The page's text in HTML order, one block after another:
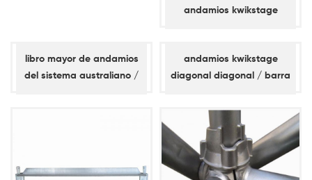
andamios kwikstage
libro mayor de andamios
del sistema australiano /
andamios kwikstage
diagonal diagonal / barra